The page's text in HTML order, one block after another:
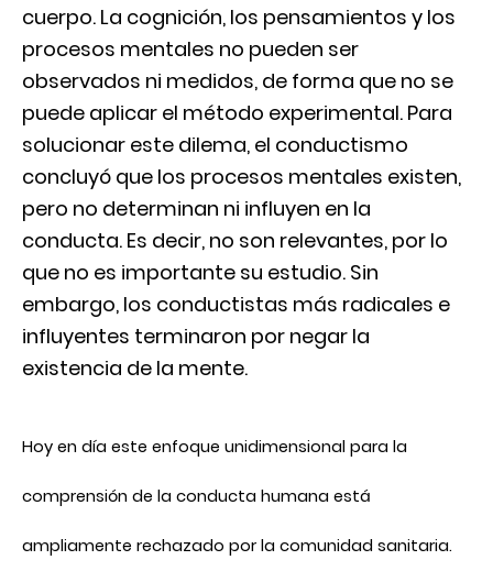
cuerpo. La cognición, los pensamientos y los
procesos mentales no pueden ser
observados ni medidos, de forma que no se
puede aplicar el método experimental. Para
solucionar este dilema, el conductismo
concluyó que los procesos mentales existen,
pero no determinan ni influyen en la
conducta. Es decir, no son relevantes, por lo
que no es importante su estudio. Sin
embargo, los conductistas más radicales e
influyentes terminaron por negar la
existencia de la mente.
Hoy en día este enfoque unidimensional para la
comprensión de la conducta humana está
ampliamente rechazado por la comunidad sanitaria.